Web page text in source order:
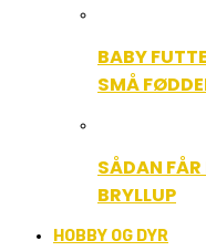
BABY
SMÅ
SÅDAN FÅR
BRYLLUP
HOBBY OG DYR